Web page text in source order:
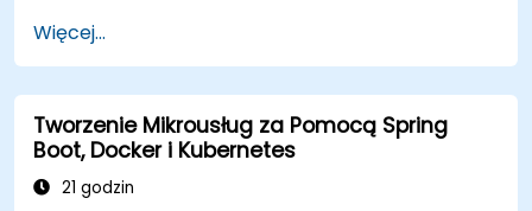
usług, zarządzania konfiguracją i bramy API.
Zabezpieczać, monitorować i efektywnie
skalować mikrousługi.
Wdrażać mikrousługi przy użyciu Dockera i
Kubernetes.
Więcej...
Tworzenie Mikrousług za Pomocą Spring
Boot, Docker i Kubernetes
21 godzin